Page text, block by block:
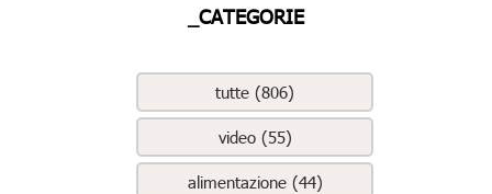
_CATEGORIE
tutte (806)
video (55)
alimentazione (44)